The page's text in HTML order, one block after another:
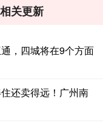
相关更新
，四城将在9个方面
还卖得远！广州南